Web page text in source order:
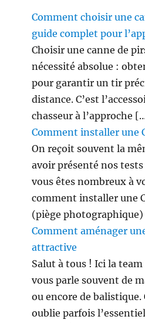
Comment choisir une
guide complet pour
Choisir une canne de
nécessité absolue :
pour garantir un tir
distance. C’est
chasseur à l’approche
Comment installer une
On reçoit souvent la
avoir présenté nos
vous êtes nombreux à
comment installer une
(piège
Comment aménager
attractive
Salut à tous ! Ici la team
vous parle souvent de
ou encore de balistique.
oublie parfois